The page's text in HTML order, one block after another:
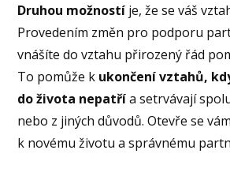
Druhou možností je, že se váš
Provedením změn pro podporu
vnášíte do vztahu přirozený řád
To pomůže k ukončení vztahů,
do života nepatřía setrvávají
nebo z jiných důvodů. Otevře se
k novému životu a správnému